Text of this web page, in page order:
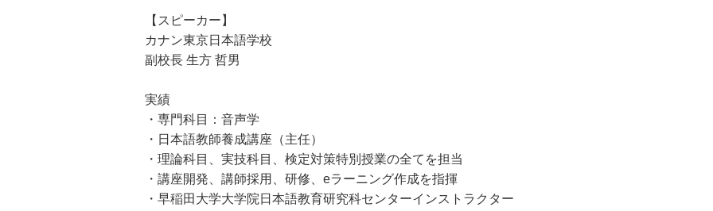
【スピーカー】
カナン東京日本語学校
副校長 生方 哲男
実績
・専門科目：音声学
・日本語教師養成講座（主任）
・理論科目、実技科目、検定対策特別授業の全てを担当
・講座開発、講師採用、研修、eラーニング作成を指揮
・早稲田大学大学院日本語教育研究科センターインストラクター